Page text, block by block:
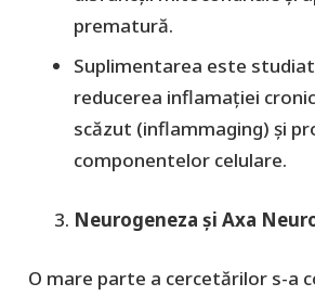
prematură.
​Suplimentarea este
reducerea inflamației
scăzut (inflammaging) și
componentelor celulare.
Neurogeneza și Axa
​O mare parte a cercetărilor s-a